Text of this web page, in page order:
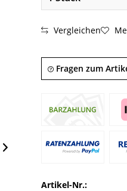
Vergleichen
Fragen zum
Artikel-Nr.: